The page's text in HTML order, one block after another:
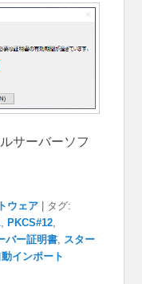
サーバーソフ
ウェア
タグ:
PKCS#12
バー証明書
スター
動インポート